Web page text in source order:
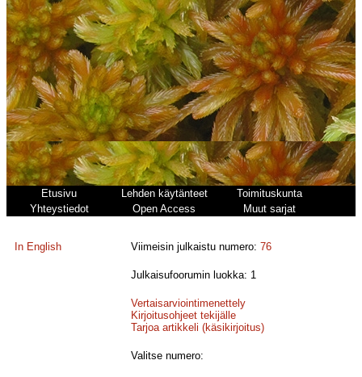
Etusivu Lehden käytänteet
Toimituskunta
Yhteystiedot
Open Access Muut sarjat
In English Viimeisin julkaistu numero:76
Julkaisufoorumin luokka: 1
Vertaisarviointimenettely
Kirjoitusohjeet tekijälle
Tarjoa artikkeli (käsikirjoitus)
Valitse numero: